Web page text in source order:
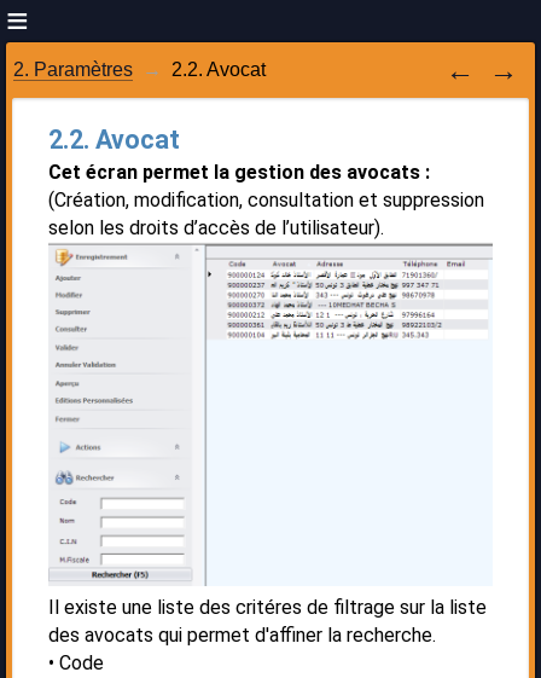
2. Paramètres 2.2. Avocat
2.2. Avocat
Cet écran permet la gestion des avocats :
(Création, modification, consultation et suppression
selon les droits d’accès de l’utilisateur).
Il existe une liste des critéres de filtrage sur la liste
des avocats qui permet d'affiner la recherche.
Code